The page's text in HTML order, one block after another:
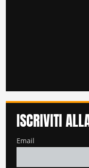
ISCRIVITI
Email